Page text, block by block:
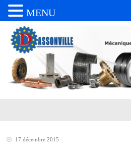
contenu
17 décembre 2015
MENU